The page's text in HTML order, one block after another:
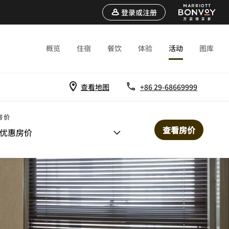
登录或注册
概览 住宿 餐饮 体验 活动 图库
查看地图 +86 29-68669999
价
惠房价 查看房价